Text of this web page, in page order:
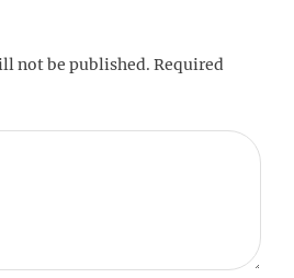
not be published. Required